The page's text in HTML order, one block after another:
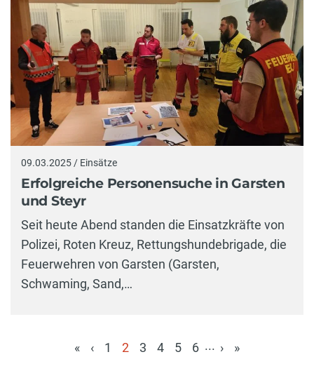
09.03.2025 / Einsätze
Erfolgreiche Personensuche in Garsten
und Steyr
Seit heute Abend standen die Einsatzkräfte von
Polizei, Roten Kreuz, Rettungshundebrigade, die
Feuerwehren von Garsten (Garsten,
Schwaming, Sand,…
« ‹ 1
2
3 4 5 6 ... › »